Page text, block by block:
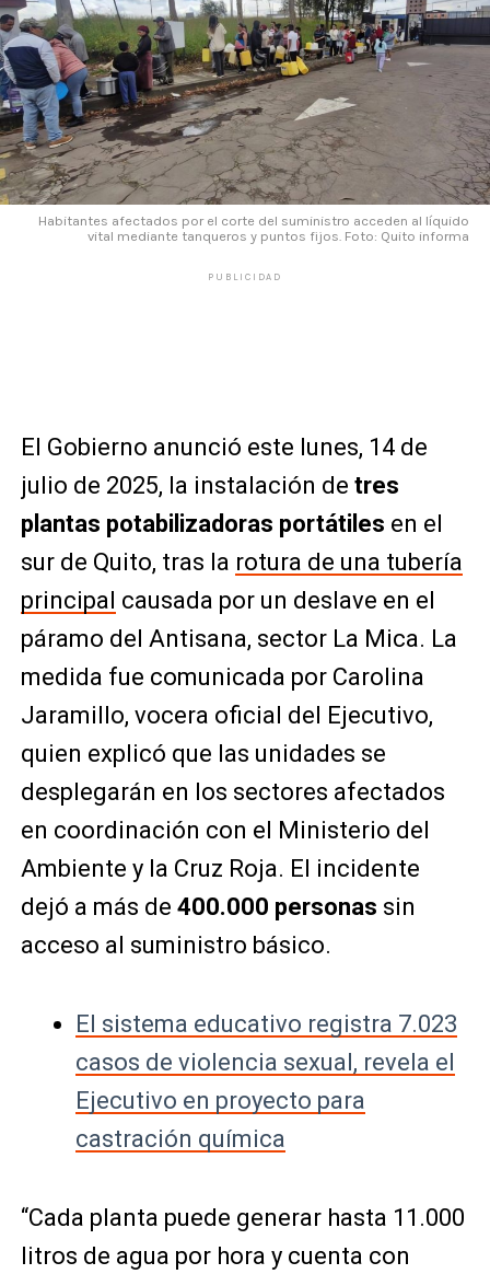
Habitantes afectados por el corte del suministro acceden al líquido
vital mediante tanqueros y puntos fijos. Foto: Quito informa
PUBLICIDAD
El Gobierno anunció este lunes, 14 de
julio de 2025, la instalación de tres
plantas potabilizadoras portátiles en el
sur de Quito, tras la rotura de una tubería
principal causada por un deslave en el
páramo del Antisana, sector La Mica. La
medida fue comunicada por Carolina
Jaramillo, vocera oficial del Ejecutivo,
quien explicó que las unidades se
desplegarán en los sectores afectados
en coordinación con el Ministerio del
Ambiente y la Cruz Roja. El incidente
dejó a más de 400.000 personas sin
acceso al suministro básico.
El sistema educativo registra 7.023
casos de violencia sexual, revela el
Ejecutivo en proyecto para
castración química
“Cada planta puede generar hasta 11.000
litros de agua por hora y cuenta con